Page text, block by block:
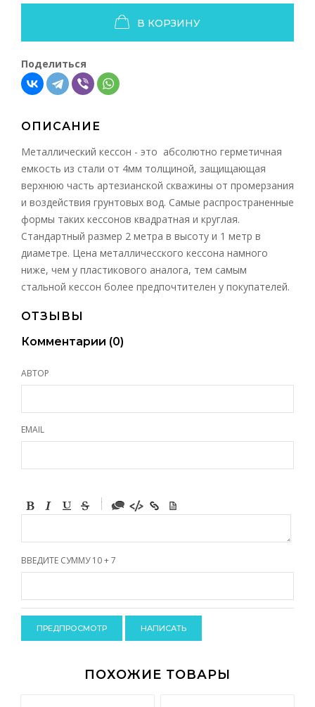
В КОРЗИНУ
Поделиться
ОПИСАНИЕ
Металлический кессон - это абсолютно герметичная
емкость из стали от 4мм толщиной, защищающая
верхнюю часть артезианской скважины от промерзания
и воздействия грунтовых вод. Самые распространенные
формы таких кессонов квадратная и круглая.
Стандартный размер 2 метра в высоту и 1 метр в
диаметре. Цена металличесского кессона намного
ниже, чем у пластикового аналога, тем самым
стальной кессон более предпочтителен у покупателей.
ОТЗЫВЫ
Комментарии (0)
АВТОР
EMAIL
-
-
-
-
-
-
ВВЕДИТЕ СУММУ 10 + 7
ПОХОЖИЕ ТОВАРЫ